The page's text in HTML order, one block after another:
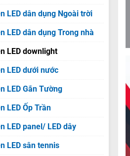
LED dân dụng Ngoài trời
LED dân dụng Trong nhà
LED downlight
LED dưới nước
LED Gắn Tường
LED Ốp Trần
LED panel/ LED dây
LED sân tennis